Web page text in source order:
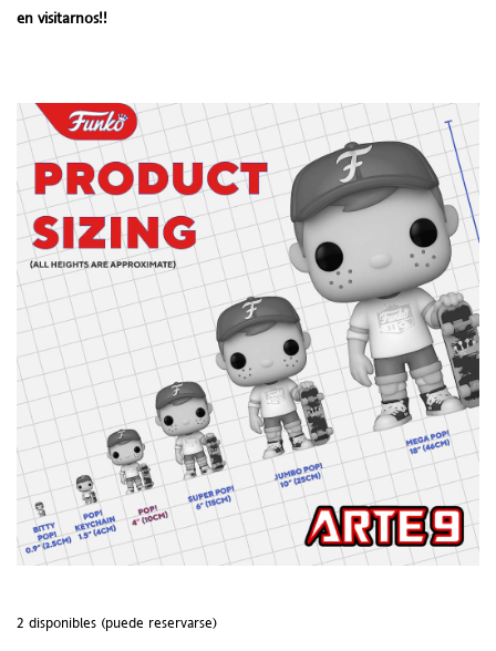
en visitarnos!!
2 disponibles (puede reservarse)